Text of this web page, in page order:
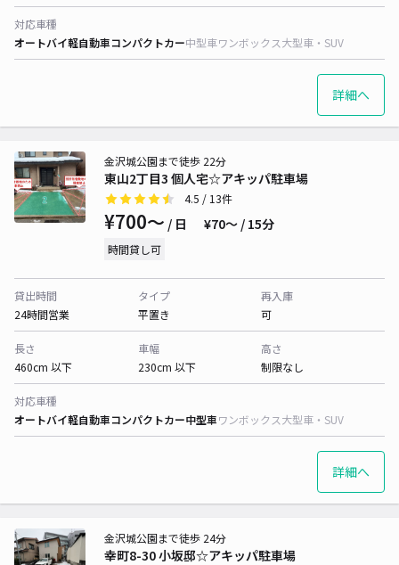
対応車種
オートバイ軽自動車コンパクトカー中型車ワンボックス大型車・SUV
詳細へ
東山2丁目3 個人宅☆アキッパ駐車場
金沢城公園まで徒歩 22分
4.5 / 13件
¥700〜 / 日 ¥70〜 / 15分
時間貸し可
貸出時間
24時間営業
タイプ
平置き
再入庫
可
長さ
460cm 以下
車幅
230cm 以下
高さ
制限なし
対応車種
オートバイ軽自動車コンパクトカー中型車ワンボックス大型車・SUV
詳細へ
幸町8-30 小坂邸☆アキッパ駐車場
金沢城公園まで徒歩 24分